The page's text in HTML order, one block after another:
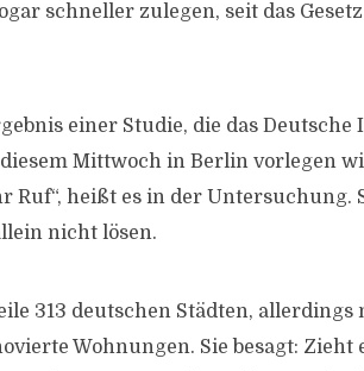
schneller zulegen, seit das
einer Studie, die das
Mittwoch in Berlin vorlegen
Ruf“, heißt es in der Untersuchung.
nicht lösen.
313 deutschen Städten,
Wohnungen. Sie besagt: